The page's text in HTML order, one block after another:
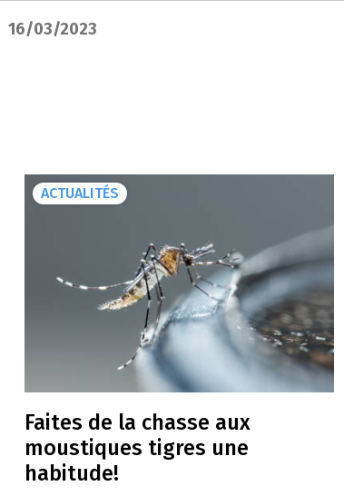
16/03/2023
ACTUALITÉS
Faites de la chasse aux
moustiques tigres une
habitude!